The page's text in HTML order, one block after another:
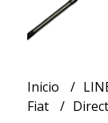
Inicio
Fiat